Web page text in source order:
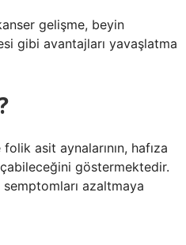
gelişme, beyin
gibi avantajları yavaşlatma
asit aynalarının, hafıza
göstermektedir.
azaltmaya